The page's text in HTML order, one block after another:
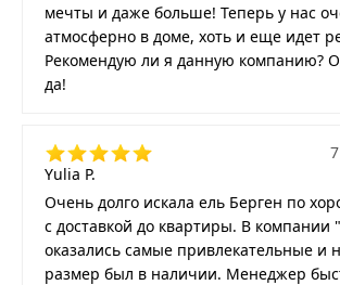
мечты и даже больше! Теперь у нас
атмосферно в доме, хоть и еще идет
Рекомендую ли я данную компанию?
да!
Yulia P.
Очень долго искала ель Берген по
с доставкой до квартиры. В компании
оказались самые привлекательные и
размер был в наличии. Менеджер